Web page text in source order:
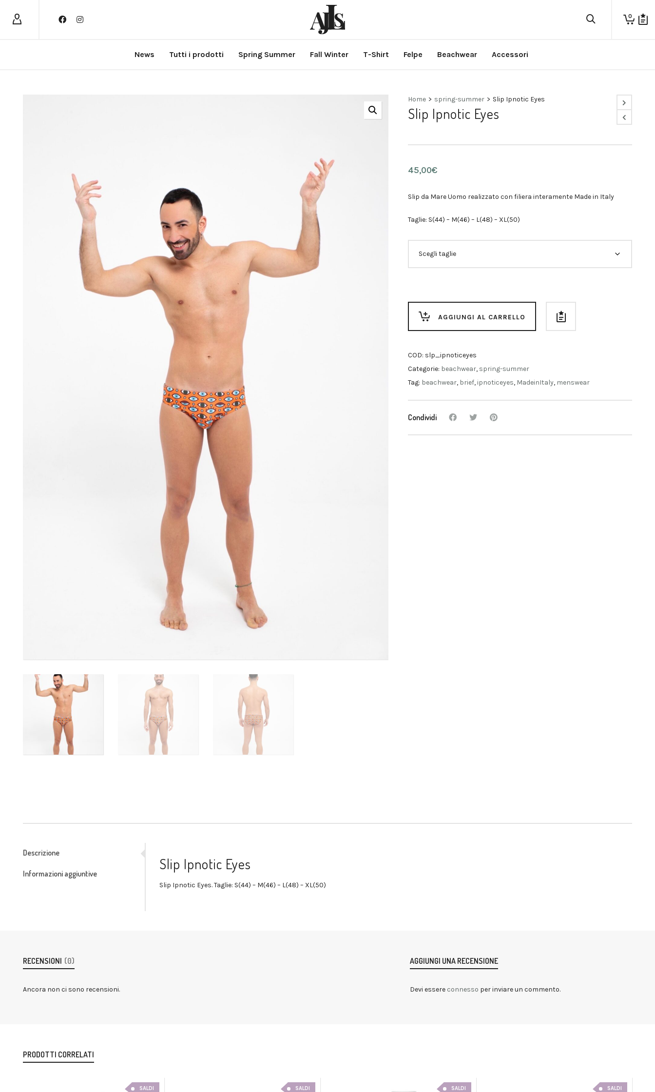
0
News Tutti i prodotti Spring Summer Fall Winter T-Shirt Felpe Beachwear Accessori
Home > spring-summer > Slip Ipnotic Eyes
Slip Ipnotic Eyes
45,00€
Slip da Mare Uomo realizzato con filiera interamente Made in Italy
Taglie: S(44) – M(46) – L(48) – XL(50)
AGGIUNGI AL CARRELLO
COD: slp_ipnoticeyes
Categorie: beachwear, spring-summer
Tag: beachwear, brief, ipnoticeyes, MadeinItaly, menswear
Condividi
Descrizione
Informazioni aggiuntive
Slip Ipnotic Eyes
Slip Ipnotic Eyes. Taglie: S(44) – M(46) – L(48) – XL(50)
RECENSIONI (0)
Ancora non ci sono recensioni.
AGGIUNGI UNA RECENSIONE
Devi essere connesso per inviare un commento.
PRODOTTI CORRELATI
SALDI SALDI SALDI SALDI